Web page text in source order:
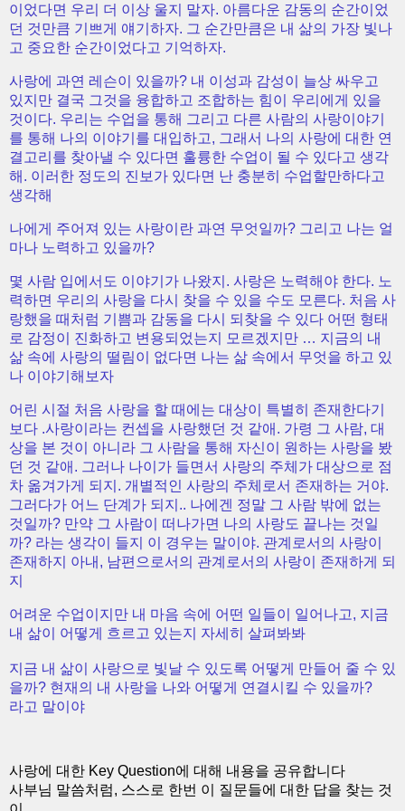
이었다면 우리 더 이상 울지 말자. 아름다운 감동의 순간이었
던 것만큼 기쁘게 얘기하자. 그 순간만큼은 내 삶의 가장 빛나
고 중요한 순간이었다고 기억하자.
사랑에 과연 레슨이 있을까? 내 이성과 감성이 늘상 싸우고
있지만 결국 그것을 융합하고 조합하는 힘이 우리에게 있을
것이다. 우리는 수업을 통해 그리고 다른 사람의 사랑이야기
를 통해 나의 이야기를 대입하고, 그래서 나의 사랑에 대한 연
결고리를 찾아낼 수 있다면 훌륭한 수업이 될 수 있다고 생각
해. 이러한 정도의 진보가 있다면 난 충분히 수업할만하다고
생각해
나에게 주어져 있는 사랑이란 과연 무엇일까? 그리고 나는 얼
마나 노력하고 있을까?
몇 사람 입에서도 이야기가 나왔지. 사랑은 노력해야 한다. 노
력하면 우리의 사랑을 다시 찾을 수 있을 수도 모른다. 처음 사
랑했을 때처럼 기쁨과 감동을 다시 되찾을 수 있다 어떤 형태
로 감정이 진화하고 변용되었는지 모르겠지만 … 지금의 내
삶 속에 사랑의 떨림이 없다면 나는 삶 속에서 무엇을 하고 있
나 이야기해보자
어린 시절 처음 사랑을 할 때에는 대상이 특별히 존재한다기
보다 .사랑이라는 컨셉을 사랑했던 것 같애. 가령 그 사람, 대
상을 본 것이 아니라 그 사람을 통해 자신이 원하는 사랑을 봤
던 것 같애. 그러나 나이가 들면서 사랑의 주체가 대상으로 점
차 옮겨가게 되지. 개별적인 사랑의 주체로서 존재하는 거야.
그러다가 어느 단계가 되지.. 나에겐 정말 그 사람 밖에 없는
것일까? 만약 그 사람이 떠나가면 나의 사랑도 끝나는 것일
까? 라는 생각이 들지 이 경우는 말이야. 관계로서의 사랑이
존재하지 아내, 남편으로서의 관계로서의 사랑이 존재하게 되
지
어려운 수업이지만 내 마음 속에 어떤 일들이 일어나고, 지금
내 삶이 어떻게 흐르고 있는지 자세히 살펴봐봐
지금 내 삶이 사랑으로 빛날 수 있도록 어떻게 만들어 줄 수 있
을까? 현재의 내 사랑을 나와 어떻게 연결시킬 수 있을까?
라고 말이야
사랑에 대한 Key Question에 대해 내용을 공유합니다
사부님 말씀처럼, 스스로 한번 이 질문들에 대한 답을 찾는 것